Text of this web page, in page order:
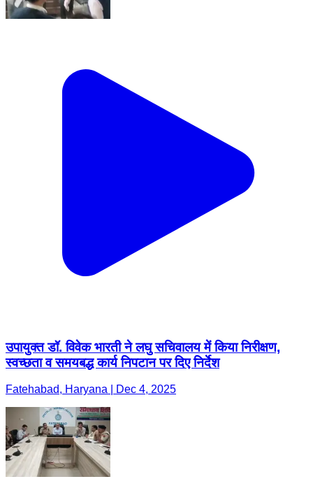
उपायुक्त डॉ. विवेक भारती ने लघु सचिवालय में किया निरीक्षण,
स्वच्छता व समयबद्ध कार्य निपटान पर दिए निर्देश
Fatehabad, Haryana | Dec 4, 2025